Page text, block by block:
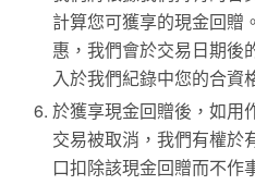
計算您可獲享的現金回贈
惠，我們會於交易日期後
入於我們紀錄中您的合資
於獲享現金回贈後，如用
交易被取消，我們有權於
口扣除該現金回贈而不作